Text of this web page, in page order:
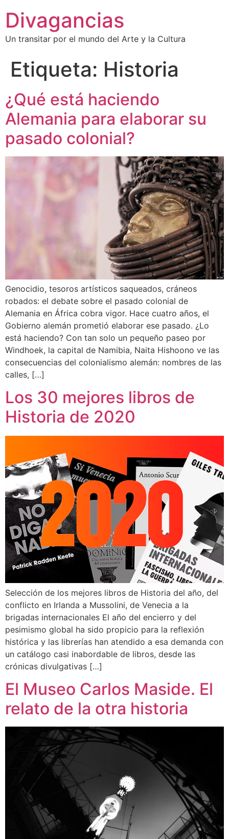
Divagancias
Un transitar por el mundo del Arte y la Cultura
Etiqueta: Historia
¿Qué está haciendo
Alemania para elaborar su
pasado colonial?
Genocidio, tesoros artísticos saqueados, cráneos
robados: el debate sobre el pasado colonial de
Alemania en África cobra vigor. Hace cuatro años, el
Gobierno alemán prometió elaborar ese pasado. ¿Lo
está haciendo? Con tan solo un pequeño paseo por
Windhoek, la capital de Namibia, Naita Hishoono ve las
consecuencias del colonialismo alemán: nombres de las
calles, […]
Los 30 mejores libros de
Historia de 2020
Selección de los mejores libros de Historia del año, del
conflicto en Irlanda a Mussolini, de Venecia a la
brigadas internacionales El año del encierro y del
pesimismo global ha sido propicio para la reflexión
histórica y las librerías han atendido a esa demanda con
un catálogo casi inabordable de libros, desde las
crónicas divulgativas […]
El Museo Carlos Maside. El
relato de la otra historia